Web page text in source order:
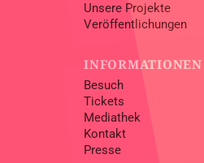
Unsere Projekte
Veröffentlichungen
INFORMATIONEN
Besuch
Tickets
Mediathek
Kontakt
Presse